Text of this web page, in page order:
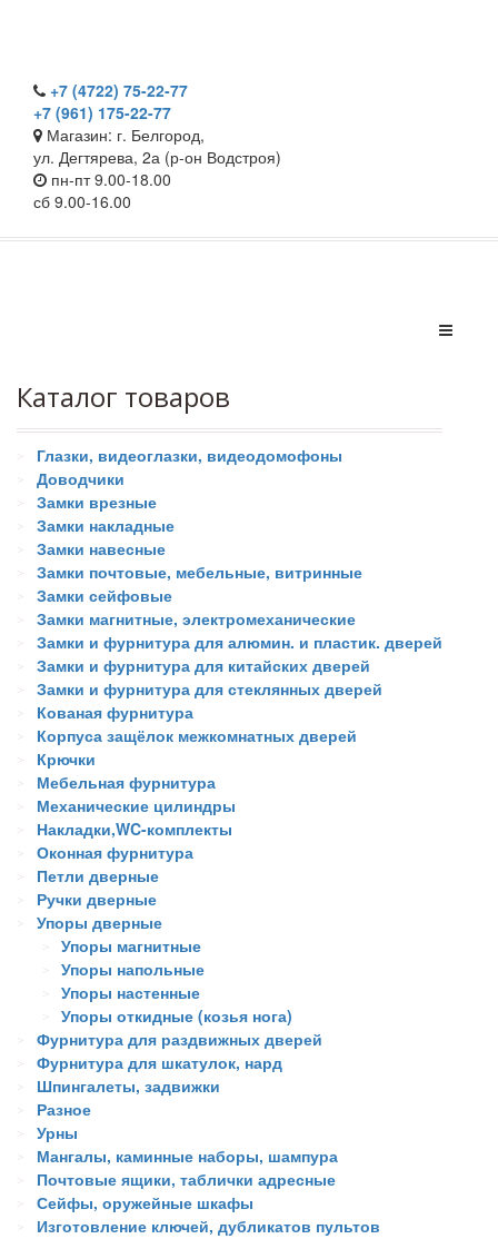
+7 (4722) 75-22-77
+7 (961) 175-22-77
Магазин: г. Белгород,
ул. Дегтярева, 2а (р-он Водстроя)
пн-пт 9.00-18.00
сб 9.00-16.00
Каталог товаров
Глазки, видеоглазки, видеодомофоны
Доводчики
Замки врезные
Замки накладные
Замки навесные
Замки почтовые, мебельные, витринные
Замки сейфовые
Замки магнитные, электромеханические
Замки и фурнитура для алюмин. и пластик. дверей
Замки и фурнитура для китайских дверей
Замки и фурнитура для стеклянных дверей
Кованая фурнитура
Корпуса защёлок межкомнатных дверей
Крючки
Мебельная фурнитура
Механические цилиндры
Накладки,WC-комплекты
Оконная фурнитура
Петли дверные
Ручки дверные
Упоры дверные
Упоры магнитные
Упоры напольные
Упоры настенные
Упоры откидные (козья нога)
Фурнитура для раздвижных дверей
Фурнитура для шкатулок, нард
Шпингалеты, задвижки
Разное
Урны
Мангалы, каминные наборы, шампура
Почтовые ящики, таблички адресные
Сейфы, оружейные шкафы
Изготовление ключей, дубликатов пультов